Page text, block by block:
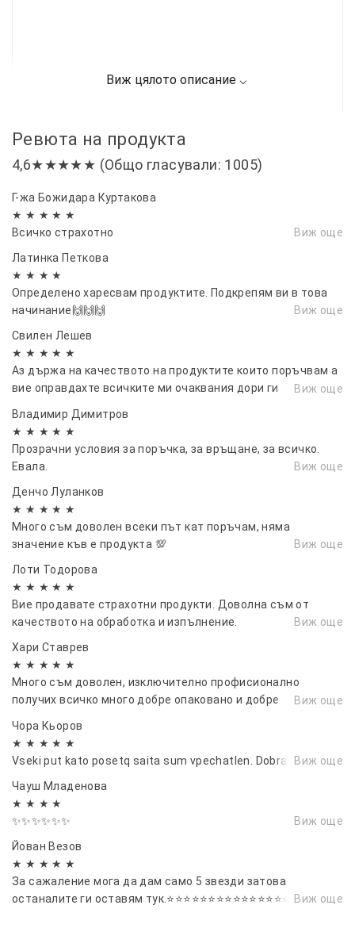
Ревюта на продукта
4,6★★★★★ (Общо гласували: 1005)
Г-жа Божидара Куртакова
★ ★ ★ ★ ★
Всичко страхотно
Виж още
Латинка Петкова
★ ★ ★ ★
Определено харесвам продуктите. Подкрепям ви в това
начинание🙌🙌🙌
Виж още
Свилен Лешев
★ ★ ★ ★ ★
Аз държа на качеството на продуктите които поръчвам а
вие оправдахте всичките ми очаквания дори ги
Виж още
Владимир Димитров
★ ★ ★ ★ ★
Прозрачни условия за поръчка, за връщане, за всичко.
Евала.
Виж още
Денчо Луланков
★ ★ ★ ★ ★
Много съм доволен всеки път кат поръчам, няма
значение къв е продукта 💯
Виж още
Лоти Тодорова
★ ★ ★ ★ ★
Вие продавате страхотни продукти. Доволна съм от
качеството на обработка и изпълнение.
Виж още
Хари Ставрев
★ ★ ★ ★ ★
Много съм доволен, изключително профисионално
получих всичко много добре опаковано и добре
Виж още
Чора Кьоров
★ ★ ★ ★ ★
Vseki put kato posetq saita sum vpechatlen. Dobra rabota!
Виж още
Чауш Младенова
★ ★ ★ ★
✨✨✨✨✨✨
Виж още
Йован Везов
★ ★ ★ ★ ★
За сажаление мога да дам само 5 звезди затова
останалите ги оставям тук.⭐⭐⭐⭐⭐⭐⭐⭐⭐⭐⭐⭐⭐⭐⭐⭐⭐⭐Виж още